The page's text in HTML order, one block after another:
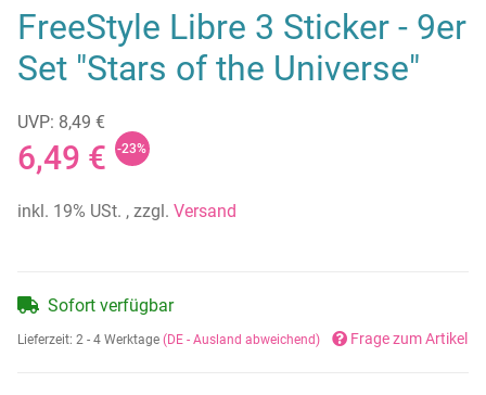
FreeStyle Libre 3 Sticker - 9er
Set "Stars of the Universe"
UVP: 8,49 €
6,49 € -23%
inkl. 19% USt. , zzgl. Versand
Sofort verfügbar
Lieferzeit: 2 - 4 Werktage (DE - Ausland abweichend) Frage zum Artikel